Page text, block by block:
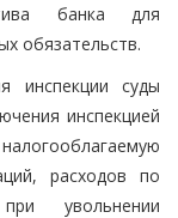
банка для
обязательств.
инспекции суды
инспекцией
расходов по
увольнении